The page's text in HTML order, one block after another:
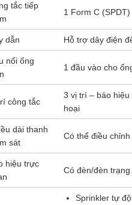
tắc tiếp
1 Form C (SPDT)
dẫn Hỗ trợ dây điện
nối ống
1 đầu vào cho
công tắc
3 vị trí – báo hiệu
hoại
dài thanh
sát
Có thể điều chỉnh
hiệu trực
Có đèn/đèn
Sprinkler tự